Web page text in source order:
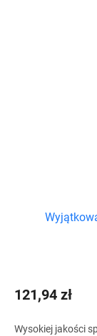
121,94 zł
Wysokiej jakości